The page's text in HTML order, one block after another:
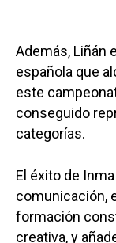
Además, Liñán
española que
este
conseguido
categorías.
El éxito de
comunicación,
formación
creativa, y